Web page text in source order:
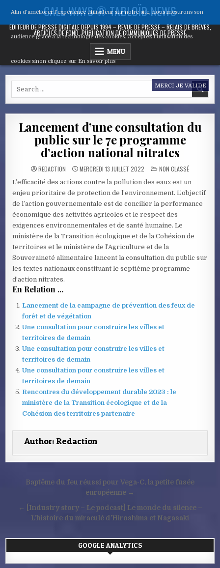
content
CALL WAYS ® TABLOÏD NEWS
ÉDITEUR DE PRESSE DIGITALE DEPUIS 1994 – REVUE DE PRESSE – RELAIS DE BRÈVES,
ARTICLES DE FOND, PUBLICATION DE COMMUNIQUÉS DE PRESSE
MENU
Lancement d’une consultation du
public sur le 7e programme
d’action national nitrates
REDACTION MERCREDI 13 JUILLET 2022 POSTED
IN
NON CLASSÉ
L’efficacité des actions contre la pollution des eaux est un
enjeu prioritaire de protection de l’environnement. L’objectif
de l’action gouvernementale est de concilier la performance
économique des activités agricoles et le respect des
exigences environnementales et de santé humaine. Le
ministère de la Transition écologique et de la Cohésion de
territoires et le ministère de l’Agriculture et de la
Souveraineté alimentaire lancent la consultation du public sur
les textes nationaux constituant le septième programme
d’action nitrates.
En Relation ...
Lancement de la campagne de prévention des feux de
forêt et de végétation
Une consultation pour construire les villes et
territoires de demain
Une consultation pour construire les villes et
territoires de demain
Une consultation pour construire les villes et
territoires de demain
Rencontres du développement durable 2023 : le
ministère de la Transition écologique et de la
Cohésion des territoires partenaire
Author: Redaction
Navigation
l’article
Baptême du feu réussi pour Vega-C, la petite fusée
européenne →
← [Industry story – Le podcast] Le monde du silence –
L’histoire du miraculé d’Hiroshima et Nagasaki
GOOGLE ANALYTICS
Afin d'améliorer l’expérience utilisateur sur notre site, nous mesurons son
audience grâce à la technologie des cookies. Acceptez l’utilisation des
cookies sinon cliquez sur En savoir plus
MERCI JE VALIDE